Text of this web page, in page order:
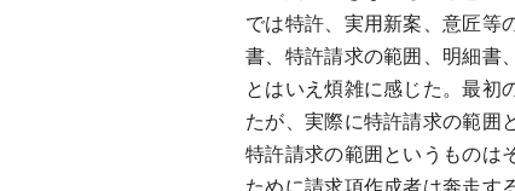
では特許、実用新案、意匠等
書、特許請求の範囲、明細書
とはいえ煩雑に感じた。最初
たが、実際に特許請求の範囲
特許請求の範囲というものは
ために請求項作成者は奔走す